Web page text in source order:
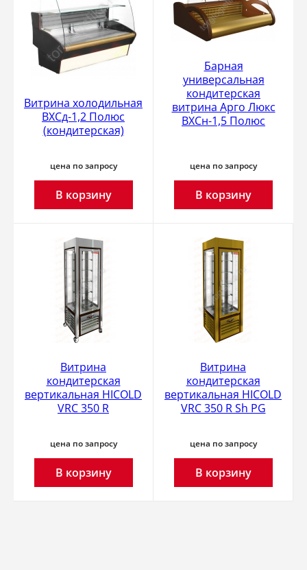
Витрина холодильная
ВХСд-1,2 Полюс
(кондитерская)
цена по запросу
В корзину
Барная
универсальная
кондитерская
витрина Арго Люкс
ВХСн-1,5 Полюс
цена по запросу
В корзину
Витрина
кондитерская
вертикальная HICOLD
VRC 350 R
цена по запросу
В корзину
Витрина
кондитерская
вертикальная HICOLD
VRC 350 R Sh PG
цена по запросу
В корзину